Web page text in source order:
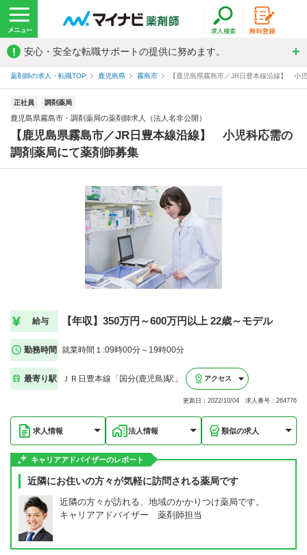
! 安心・安全な転職サポートの提供に努めます。
薬剤師の求人・転職TOP 鹿児島県 霧島市 【鹿児島県霧島市／JR日豊本線沿線】 小
正社員 調剤薬局
鹿児島県霧島市・調剤薬局の薬剤師求人（法人名非公開）
【鹿児島県霧島市／JR日豊本線沿線】 小児科応需の
調剤薬局にて薬剤師募集
給与 【年収】350万円～600万円以上 22歳～モデル
勤務時間 就業時間１:09時00分～19時00分
最寄り駅 ＪＲ日豊本線「国分(鹿児島)駅」 アクセス
更新日：2022/10/04 求人番号：264776
求人情報 法人情報 類似の求人
キャリアアドバイザーのレポート
近隣にお住いの方々が気軽に訪問される薬局です
近隣の方々が訪れる、地域のかかりつけ薬局です。
キャリアアドバイザー 薬剤師担当